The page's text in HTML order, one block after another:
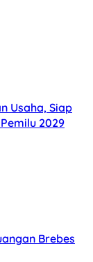
Usaha, Siap
2029
Brebes